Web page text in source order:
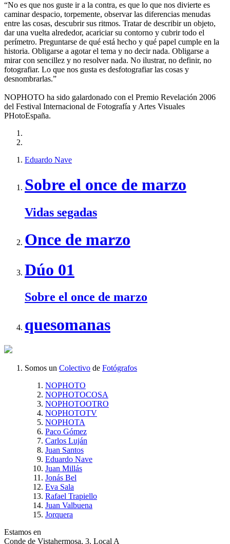
“No es que nos guste ir a la contra, es que lo que nos divierte es
caminar despacio, torpemente, observar las diferencias menudas
entre las cosas, descubrir sus ritmos. Tratar de describir un objeto,
dar una vuelta alrededor, acariciar su contorno y cubrir todo el
perímetro. Preguntarse de qué está hecho y qué papel cumple en la
historia. Obligarse a agotar el tema y no decir nada. Obligarse a
mirar con sencillez y no resolver nada. No ilustrar, no definir, no
fotografiar. Lo que nos gusta es desfotografiar las cosas y
desnombrarlas.”
NOPHOTO ha sido galardonado con el Premio Revelación 2006
del Festival Internacional de Fotografía y Artes Visuales
PHotoEspaña.
Eduardo Nave
Sobre el once de marzo
Vidas segadas
Once de marzo
Dúo 01
Sobre el once de marzo
quesomanas
Somos un Colectivo de Fotógrafos
NOPHOTO
NOPHOTOCOSA
NOPHOTOOTRO
NOPHOTOTV
NOPHOTA
Paco Gómez
Carlos Luján
Juan Santos
Eduardo Nave
Juan Millás
Jonás Bel
Eva Sala
Rafael Trapiello
Juan Valbuena
Jorquera
Estamos en
Conde de Vistahermosa, 3. Local A